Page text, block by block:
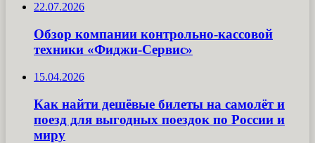
22.07.2026
Обзор компании контрольно-кассовой
техники «Фиджи-Сервис»
15.04.2026
Как найти дешёвые билеты на самолёт и
поезд для выгодных поездок по России и
миру